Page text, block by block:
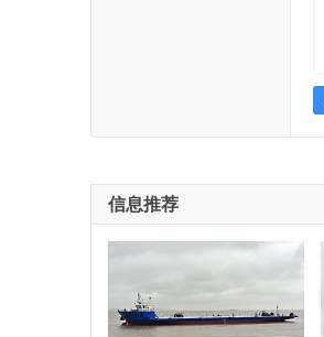
信息推荐